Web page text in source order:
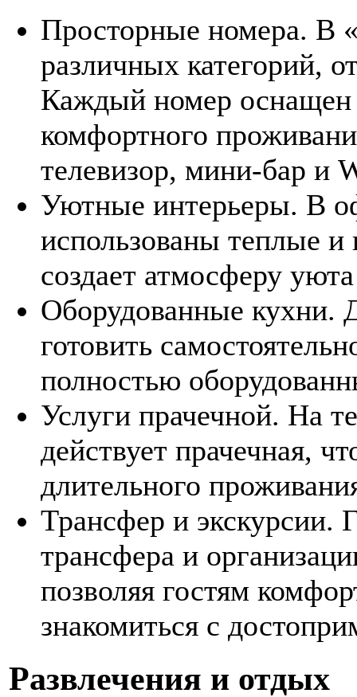
Просторные номера. В
различных категорий,
Каждый номер
комфортного
телевизор, мини-бар и
Уютные интерьеры. В
использованы теплые и
создает атмосферу
Оборудованные кухни.
готовить
полностью
Услуги прачечной. На
действует прачечная,
длительного
Трансфер и экскурсии.
трансфера и
позволяя гостям
знакомиться с
Развлечения и отдых